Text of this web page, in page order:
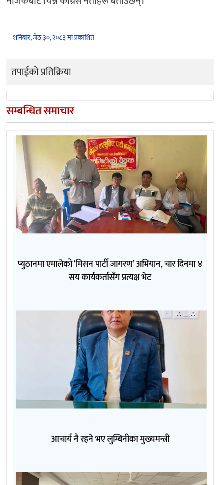
शनिबार, जेठ ३०, २०८३ मा प्रकाशित
तपाईको प्रतिक्रिया
सम्बन्धित समाचार
प्युठानमा एमालेको ‘मिसन पार्टी जागरण’ अभियान, चार दिनमा ४
सय कार्यकर्तासँग प्रत्यक्ष भेट
आचार्य नै रहने भए लुम्बिनीका मुख्यमन्त्री